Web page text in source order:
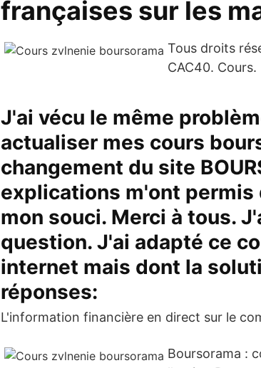
françaises sur les
Tous droits
CAC40. Cours.
J'ai vécu le même
actualiser mes cours
changement du site
explications m'ont
mon souci. Merci à tous.
question. J'ai adapté ce
internet mais dont la
réponses:
L'information financière en direct sur le
Boursorama :